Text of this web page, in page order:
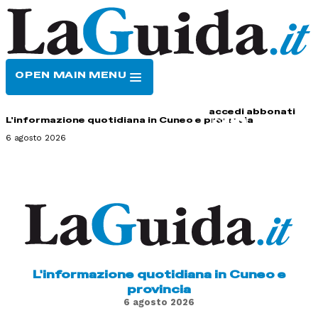
OPEN MAIN MENU
accedi abbonati
L'informazione quotidiana in Cuneo e provincia
6 agosto 2026
L'informazione quotidiana in Cuneo e
provincia
6 agosto 2026